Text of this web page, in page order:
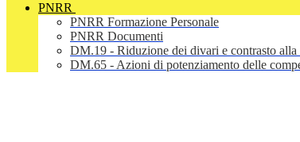
PNRR
PNRR Formazione Personale
PNRR Documenti
DM.19 - Riduzione dei divari e contrasto alla
DM.65 - Azioni di potenziamento delle